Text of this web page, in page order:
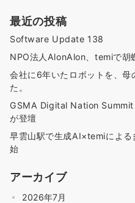
最近の投稿
Software Update 138
NPO法人AlonAlon、temiで胡
会社に6年いたロボットを、母
た。
GSMA Digital Nation
が登壇
早雲山駅で生成AI×temiによる
始
アーカイブ
2026年7月